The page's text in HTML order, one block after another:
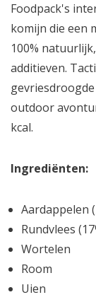
Foodpack's
komijn die een
100%
additieven.
outdoor
kcal.
Ingrediënten:
Aardappelen
Rundvlees
Wortelen
Room
Uien